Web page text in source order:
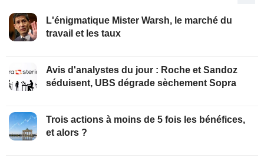
L'énigmatique Mister Warsh, le marché du
travail et les taux
Avis d'analystes du jour : Roche et Sandoz
séduisent, UBS dégrade sèchement Sopra
Trois actions à moins de 5 fois les bénéfices,
et alors ?